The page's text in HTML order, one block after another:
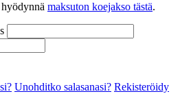
maksuton koejakso tästä.
Unohditko salasanasi? Rekisteröidy